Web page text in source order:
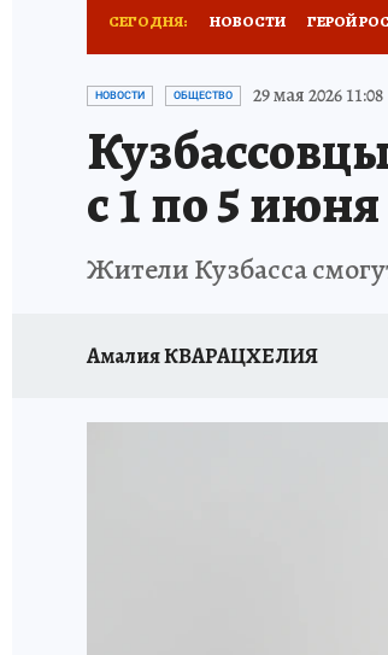
СЕГОДНЯ: НОВОСТИ ГЕРОЙ
ЗАПОВЕДНАЯ РОССИЯ
НОВОСТИ ОБЩЕСТВО 29 мая 2026 11:08
с 1 по 5 июня
Жители Кузбасса
Амалия КВАРАЦХЕЛИЯ